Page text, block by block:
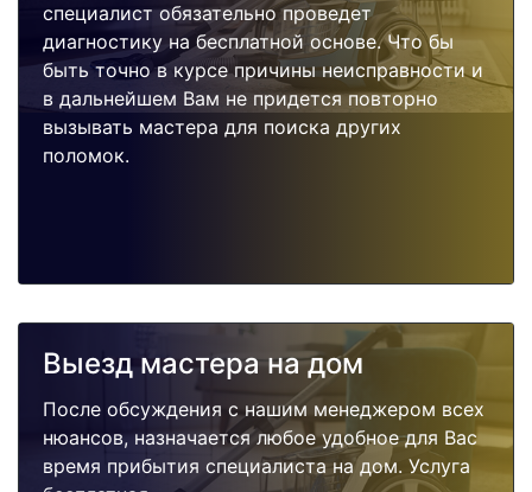
специалист обязательно проведет
диагностику на бесплатной основе. Что бы
быть точно в курсе причины неисправности и
в дальнейшем Вам не придется повторно
вызывать мастера для поиска других
поломок.
Выезд мастера на дом
После обсуждения с нашим менеджером всех
нюансов, назначается любое удобное для Вас
время прибытия специалиста на дом. Услуга